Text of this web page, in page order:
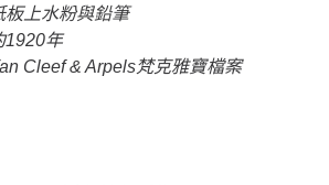
板上水粉與鉛筆
1920年
Cleef & Arpels梵克雅寶檔案